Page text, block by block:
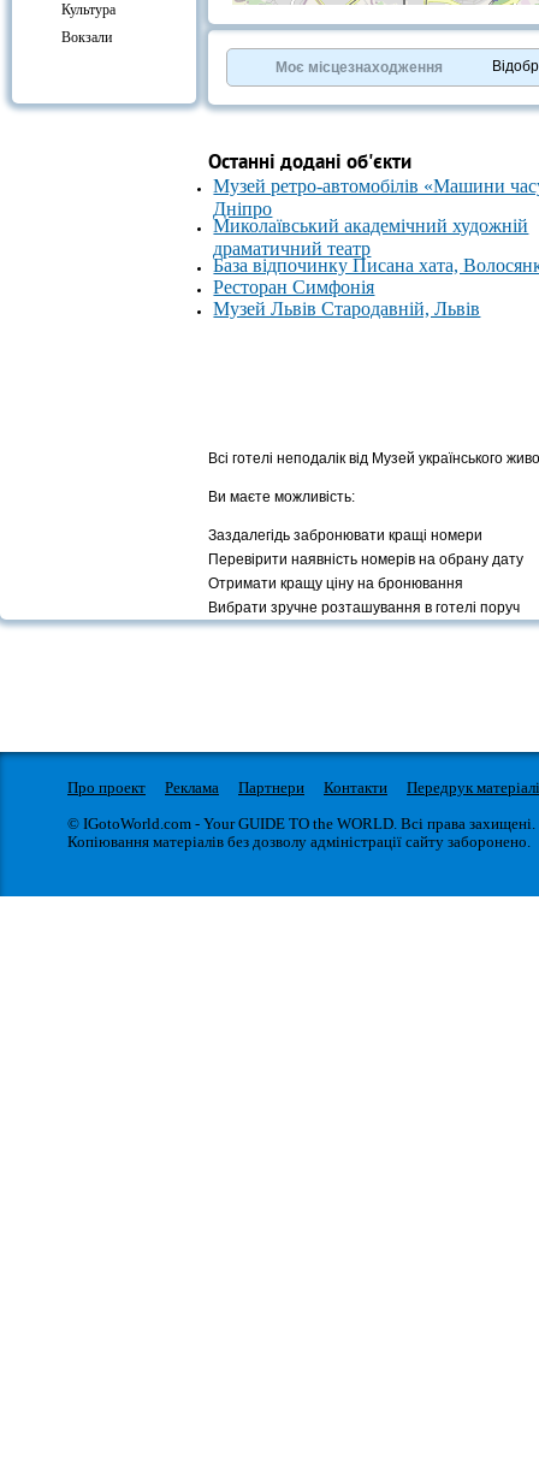
Культура
Вокзали
OpenStreetMapcontributors.
»
Моє місцезнаходження
Останні додані об'єкти
Музей ретро-автомобілів «Машини
Дніпро
Миколаївський академічний художній
драматичний театр
База відпочинку Писана хата,
Ресторан Симфонія
Музей Львів Стародавній, Львів
Всі готелі неподалік від Музей українського
Ви маєте можливість:
Заздалегідь забронювати кращі номери
Перевірити наявність номерів на обрану дату
Отримати кращу ціну на бронювання
Вибрати зручне розташування в готелі поруч
Про проект Реклама Партнери Контакти
Передрук
© IGotoWorld.com - Your GUIDE TO the WORLD. Всі права захищені.
Копіювання матеріалів без дозволу адміністрації сайту заборонено.